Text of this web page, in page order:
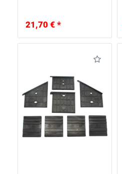
21,70 € *